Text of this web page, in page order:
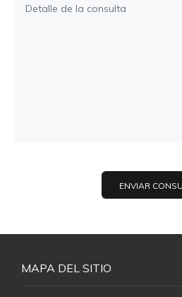
ENVIAR
MAPA DEL SITIO